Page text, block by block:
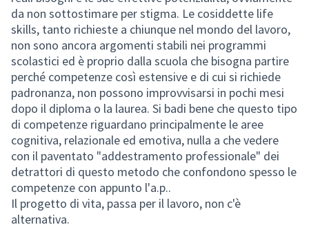
da non sottostimare per stigma. Le cosiddette life
skills, tanto richieste a chiunque nel mondo del lavoro,
non sono ancora argomenti stabili nei programmi
scolastici ed è proprio dalla scuola che bisogna partire
perché competenze così estensive e di cui si richiede
padronanza, non possono improvvisarsi in pochi mesi
dopo il diploma o la laurea. Si badi bene che questo tipo
di competenze riguardano principalmente le aree
cognitiva, relazionale ed emotiva, nulla a che vedere
con il paventato "addestramento professionale" dei
detrattori di questo metodo che confondono spesso le
competenze con appunto l'a.p..
Il progetto di vita, passa per il lavoro, non c'è
alternativa.